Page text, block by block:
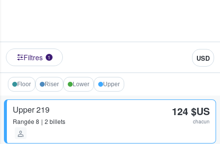
Filtres 1 USD
Floor Riser Lower Upper
Upper 219
Rangée 8 2 billets
124 $US
chacun